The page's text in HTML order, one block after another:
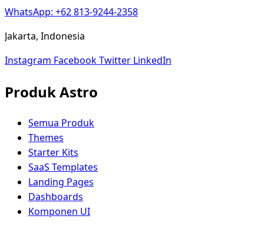
WhatsApp: +62 813-9244-2358
Jakarta, Indonesia
Instagram FacebookTwitter LinkedIn
Produk Astro
Semua Produk
Themes
Starter Kits
SaaS Templates
Landing Pages
Dashboards
Komponen UI